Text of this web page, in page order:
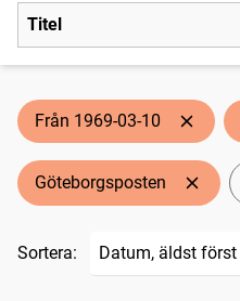
Titel
Från 1969-03-10
Göteborgsposten
Sortera: